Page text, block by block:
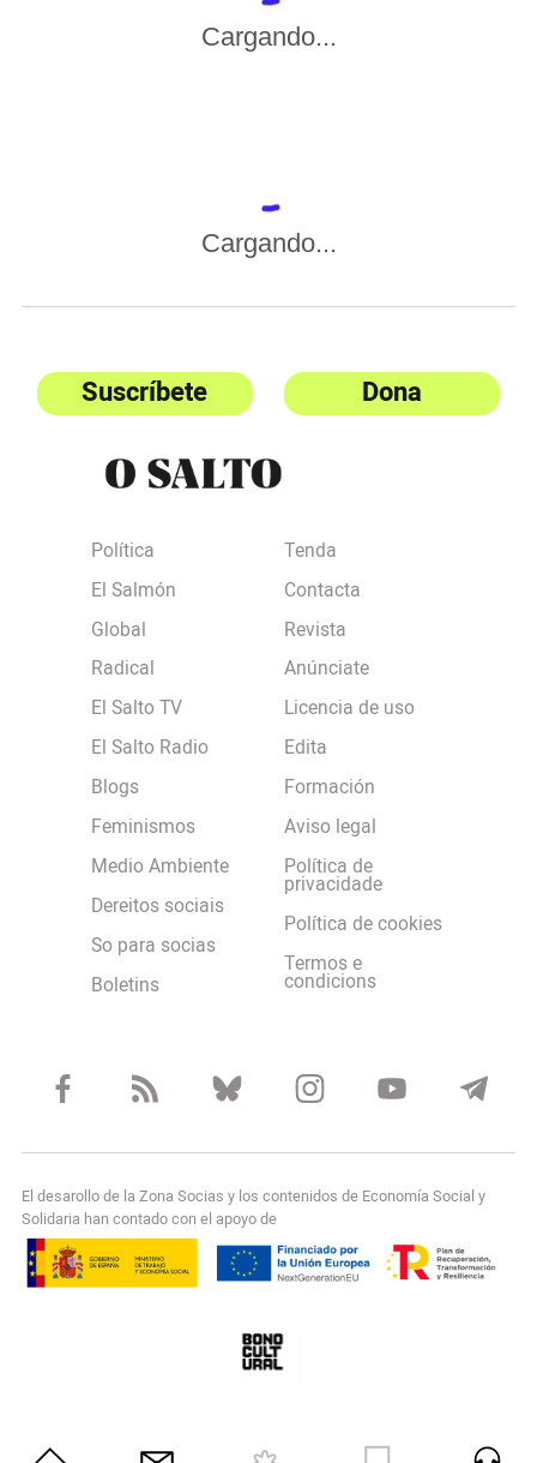
Cargando...
Cargando...
Suscríbete Dona
Política
El Salmón
Global
Radical
El Salto TV
El Salto Radio
Blogs
Feminismos
Medio Ambiente
Dereitos sociais
So para socias
Boletins
Tenda
Contacta
Revista
Anúnciate
Licencia de uso
Edita
Formación
Aviso legal
Política de
privacidade
Política de cookies
Termos e
condicions
El desarollo de la Zona Socias y los contenidos de Economía Social y
Solidaria han contado con el apoyo de